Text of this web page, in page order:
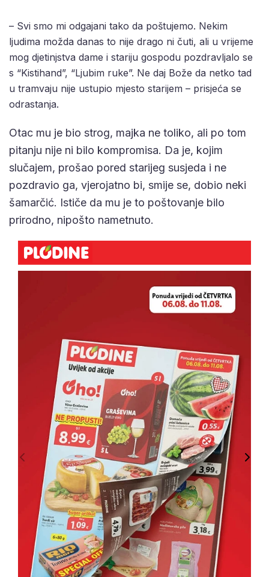
– Svi smo mi odgajani tako da poštujemo. Nekim
ljudima možda danas to nije drago ni čuti, ali u vrijeme
mog djetinjstva dame i stariju gospodu pozdravljalo se
s “Kistihand”, “Ljubim ruke”. Ne daj Bože da netko tad
u tramvaju nije ustupio mjesto starijem – prisjeća se
odrastanja.
Otac mu je bio strog, majka ne toliko, ali po tom
pitanju nije ni bilo kompromisa. Da je, kojim
slučajem, prošao pored starijeg susjeda i ne
pozdravio ga, vjerojatno bi, smije se, dobio neki
šamarčić. Ističe da mu je to poštovanje bilo
prirodno, nipošto nametnuto.